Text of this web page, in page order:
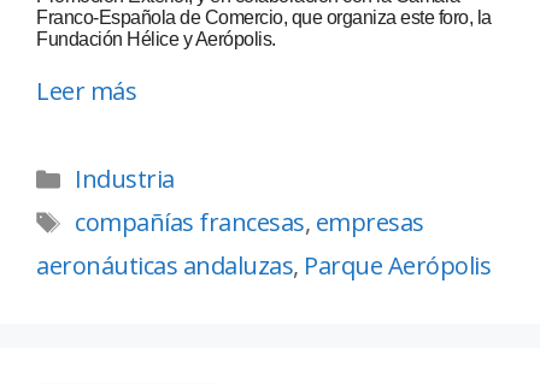
Franco-Española de Comercio, que organiza este foro, la
Fundación Hélice y Aerópolis.
Leer más
Industria
compañías francesas, empresas
aeronáuticas andaluzas, Parque Aerópolis